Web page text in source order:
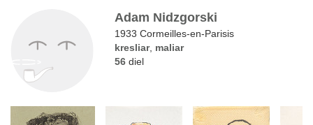
Adam Nidzgorski
1933 Cormeilles-en-Parisis
kresliar, maliar
56 diel